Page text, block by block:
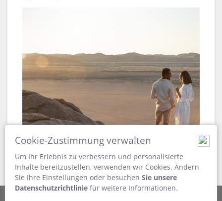
Cookie-Zustimmung verwalten
Um Ihr Erlebnis zu verbessern und personalisierte
Inhalte bereitzustellen, verwenden wir Cookies. Ändern
Sie Ihre Einstellungen oder besuchen Sie unsere
Datenschutzrichtlinie für weitere Informationen.